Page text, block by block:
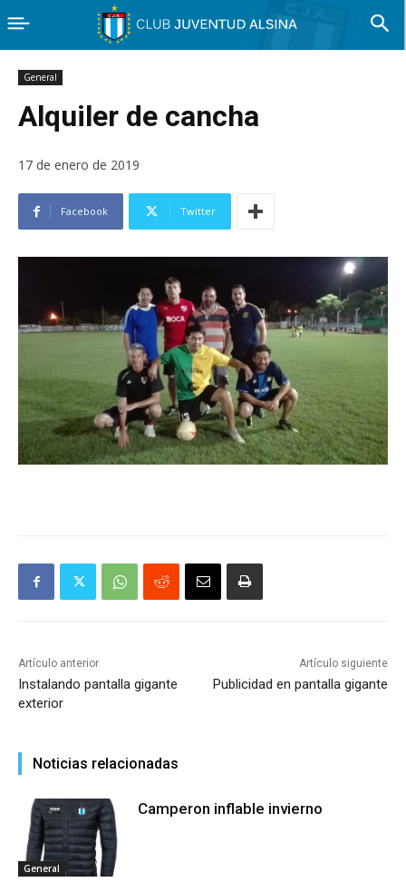
General
Alquiler de cancha
17 de enero de 2019
Facebook Twitter
Artículo anterior
Instalando pantalla gigante
exterior
Artículo siguiente
Publicidad en pantalla gigante
Noticias relacionadas
General
Camperon inflable invierno